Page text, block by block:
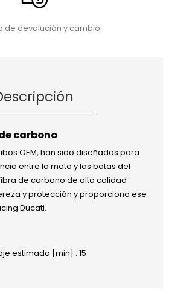
de devolución y cambio
carbono
OEM, han sido diseñados para
entre la moto y las botas del
de carbono de alta calidad
y protección y proporciona ese
Ducati.
estimado [min] : 15